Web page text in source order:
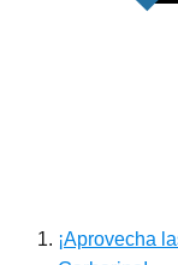
¡Aprovecha